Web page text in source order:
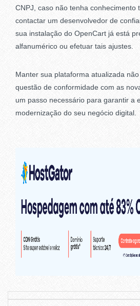
CNPJ, caso não tenha conhecimento
contactar um desenvolvedor de
sua instalação do OpenCart já está
alfanumérico ou efetuar tais ajustes.
Manter sua plataforma atualizada
questão de conformidade com as
um passo necessário para garantir a
modernização do seu negócio digital.